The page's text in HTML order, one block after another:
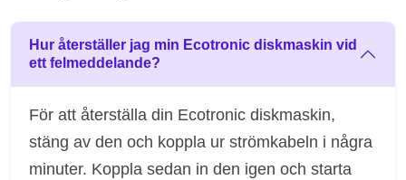
Hur återställer jag min Ecotronic diskmaskin vid
ett felmeddelande?
För att återställa din Ecotronic diskmaskin,
stäng av den och koppla ur strömkabeln i några
minuter. Koppla sedan in den igen och starta